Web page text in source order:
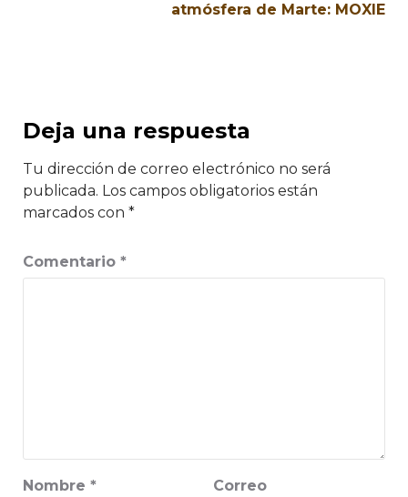
atmósfera de Marte: MOXIE
Deja una respuesta
Tu dirección de correo electrónico no será
publicada. Los campos obligatorios están
marcados con *
Comentario *
Nombre *
Correo